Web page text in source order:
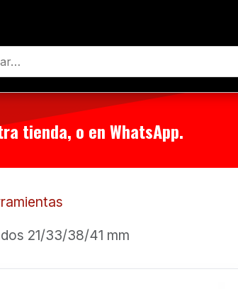
tienda, o en WhatsApp.
21/33/38/41 mm